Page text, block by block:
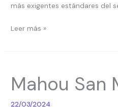
más exigentes estándares del
Leer más »
Mahou San
22/03/2024
San
Miguel